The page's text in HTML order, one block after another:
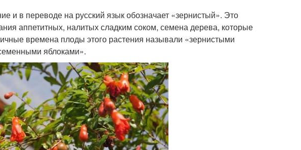
и в переводе на русский язык обозначает «зернистый». Это
аппетитных, налитых сладким соком, семена дерева, которые
времена плоды этого растения называли «зернистыми
яблоками».